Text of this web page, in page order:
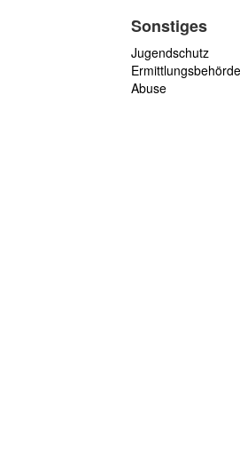
Sonstiges
Jugendschutz
Abuse